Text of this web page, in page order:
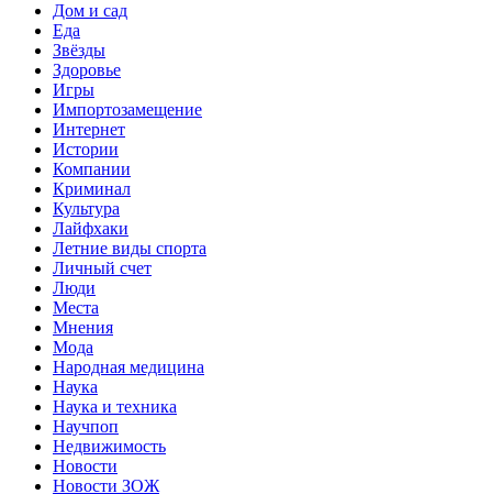
Дом и сад
Еда
Звёзды
Здоровье
Игры
Импортозамещение
Интернет
Истории
Компании
Криминал
Культура
Лайфхаки
Летние виды спорта
Личный счет
Люди
Места
Мнения
Мода
Народная медицина
Наука
Наука и техника
Научпоп
Недвижимость
Новости
Новости ЗОЖ